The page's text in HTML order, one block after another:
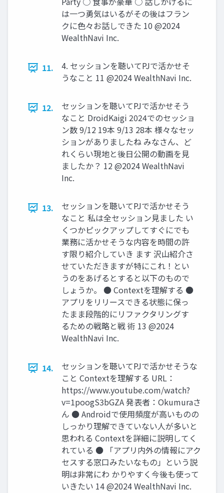
は⼀つ勇気はいるがその後はフラン
クに⾊々お話しできた 10 @2024
WealthNavi Inc.
11.
4. セッションを聴いてPJで活かせそ
うなこと 11 @2024 WealthNavi Inc.
12.
セッションを聴いてPJで活かせそう
なこと DroidKaigi 2024でのセッショ
ン数 9/12 19本 9/13 28本 様々なセッ
ションがありましたね みなさん、ど
れくらい現地と後⽇公開の動画を⾒
ましたか？ 12 @2024 WealthNavi
Inc.
13.
セッションを聴いてPJで活かせそう
なこと 私は全セッション⾒ました い
くつかピックアップしてすぐにでも
業務に活かせそうな内容を時間の許
す限り紹介していき ます 沢⼭紹介さ
せていただきますが特にこれ！とい
うのをあげるとすると以下のもので
しょうか。 ● Contextを理解する ●
アプリをリリースできる状態に保っ
たまま段階的にリファクタリングす
るための戦略と戦 術 13 @2024
WealthNavi Inc.
14.
セッションを聴いてPJで活かせそうな
こと Contextを理解する URL：
https://www.youtube.com/watch?
v=1poogS3bGZA 発表者：Okumuraさ
ん ● Androidで使⽤頻度が⾼いものの
しっかり理解できていない⼈が多いと
思われる Contextを詳細に説明してく
れている ● 「アプリ内外の情報にアク
セスする窓⼝みたいなもの」という説
明は⾮常にわ かりやすく今後も使って
いきたい 14 @2024 WealthNavi Inc.